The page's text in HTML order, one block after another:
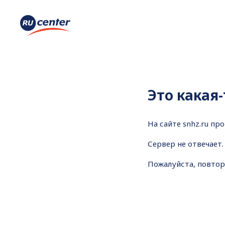
Это
На сайте snhz.ru
Сервер не отвечает.
Пожалуйста,